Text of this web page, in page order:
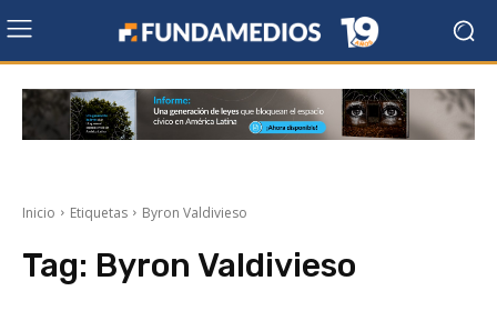
Inicio Etiquetas Byron Valdivieso
Tag: Byron Valdivieso